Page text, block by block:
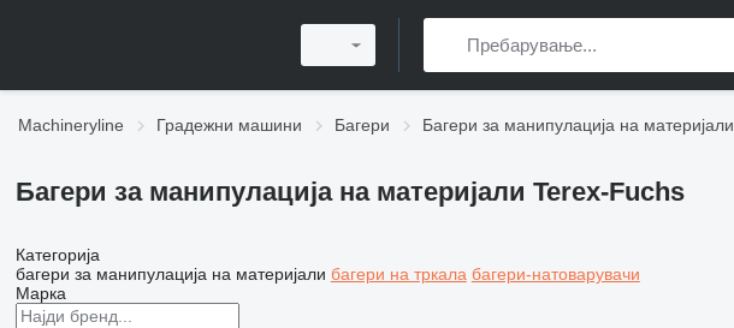
Machineryline Градежни машини Багери Багери за манипулација на материјали
Багери за манипулација на материјали Terex-Fuchs
Категорија
багери за манипулација на материјали багери на тркала багери-натоварувачи
Марка